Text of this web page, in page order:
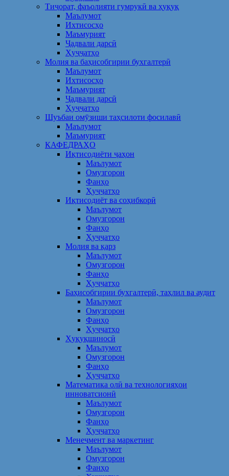
Тиҷорат, фаъолияти гумрукӣ ва ҳуқуқ
Маълумот
Ихтисосҳо
Маъмурият
Ҷадвали дарсӣ
Ҳуҷҷатҳо
Молия ва баҳисобгирии бухгалтерӣ
Маълумот
Ихтисосҳо
Маъмурият
Ҷадвали дарсӣ
Ҳуҷҷатҳо
Шуъбаи омӯзиши таҳсилоти фосилавӣ
Маълумот
Маъмурият
КАФЕДРАҲО
Иқтисодиёти ҷаҳон
Маълумот
Омузгорон
Фанҳо
Ҳуҷҷатҳо
Иқтисодиёт ва соҳибкорӣ
Маълумот
Омузгорон
Фанҳо
Ҳуҷҷатҳо
Молия ва қарз
Маълумот
Омузгорон
Фанҳо
Ҳуҷҷатҳо
Баҳисобгирии бухгалтерӣ, таҳлил ва аудит
Маълумот
Омузгорон
Фанҳо
Ҳуҷҷатҳо
Ҳуқуқшиносӣ
Маълумот
Омузгорон
Фанҳо
Ҳуҷҷатҳо
Математика олӣ ва технологияҳои
инноватсионӣ
Маълумот
Омузгорон
Фанҳо
Ҳуҷҷатҳо
Менеҷмент ва маркетинг
Маълумот
Омузгорон
Фанҳо